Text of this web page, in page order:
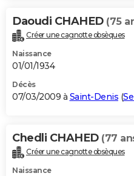
Daoudi CHAHED (75
Créer une cagnotte obsèques
Naissance
01/01/1934
Décès
07/03/2009 à Saint-Denis (
Chedli CHAHED (77
Créer une cagnotte obsèques
Naissance